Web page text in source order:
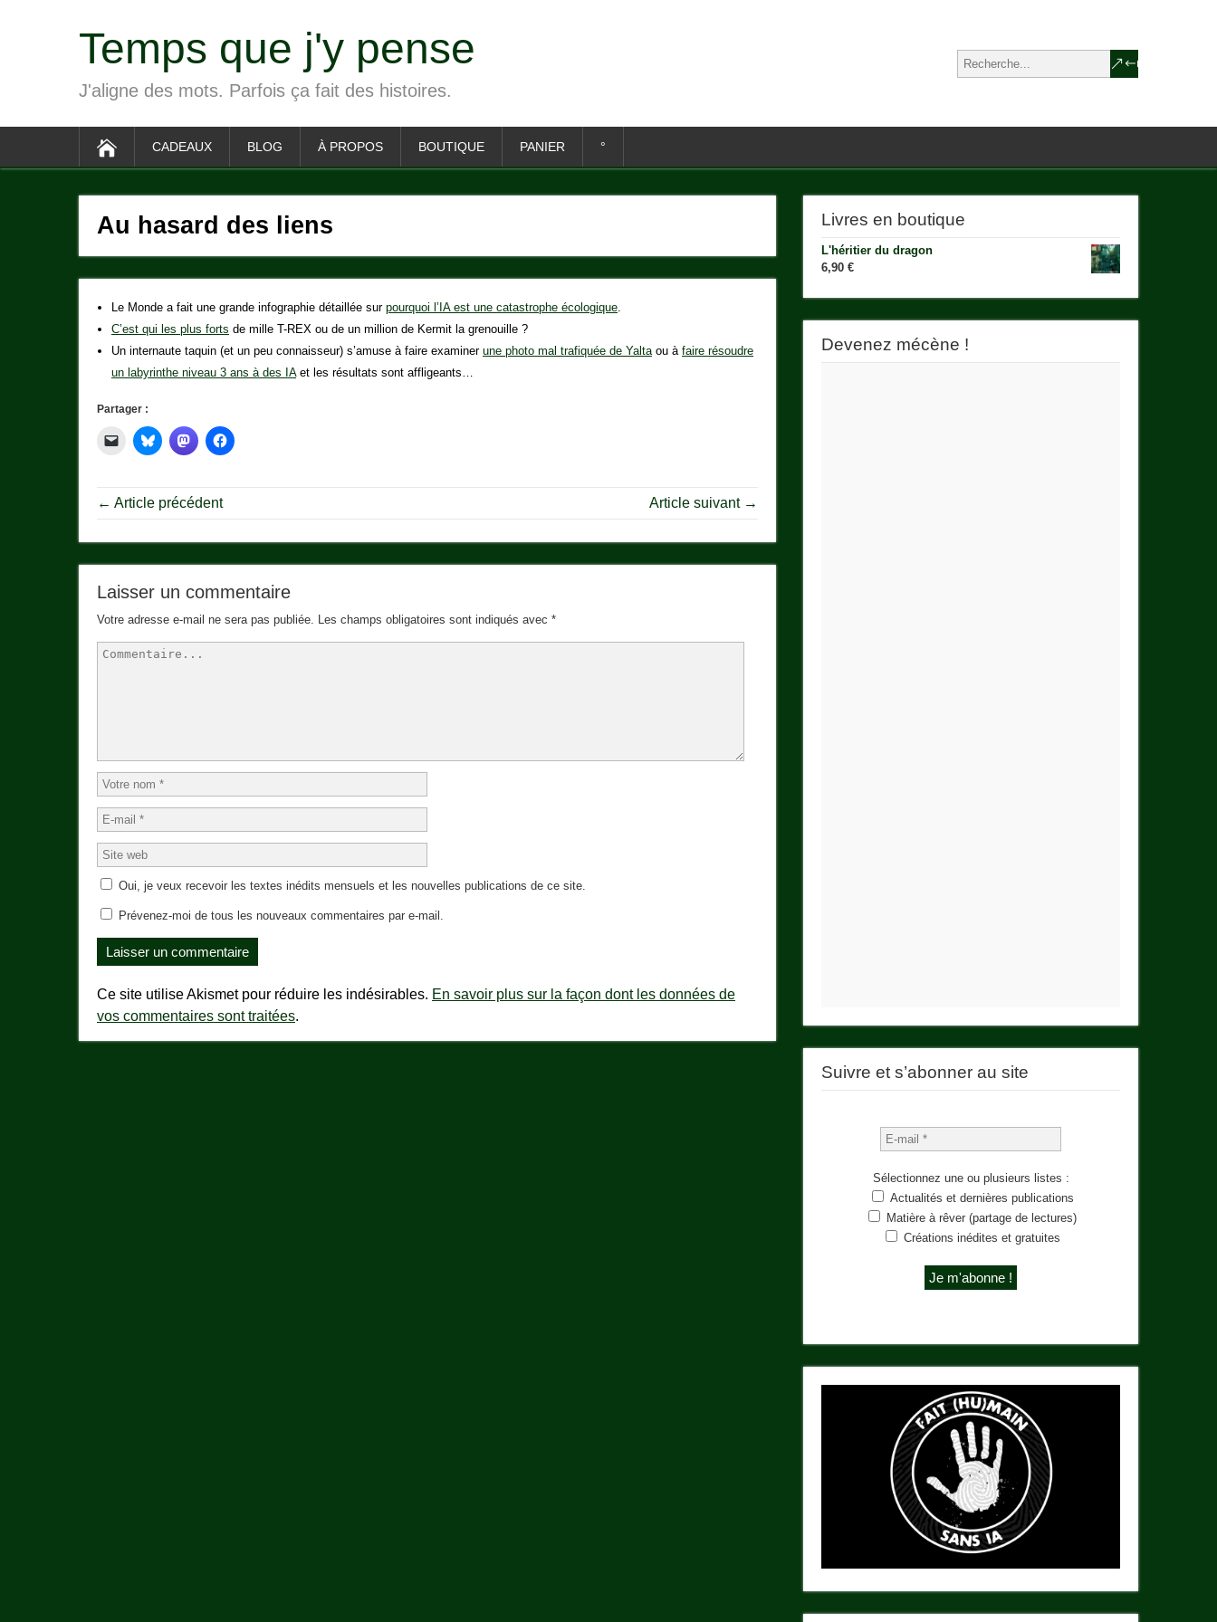
Temps que j'y pense
J'aligne des mots. Parfois ça fait des histoires.
CADEAUX BLOG À PROPOS BOUTIQUE PANIER °
Au hasard des liens
Le Monde a fait une grande infographie détaillée sur pourquoi l’IA est une catastrophe écologique.
C’est qui les plus forts de mille T-REX ou de un million de Kermit la grenouille ?
Un internaute taquin (et un peu connaisseur) s’amuse à faire examiner une photo mal trafiquée de Yaltaou à faire résoudre
un labyrinthe niveau 3 ans à des IAet les résultats sont affligeants…
Partager :
← Article précédent Article suivant →
Laisser un commentaire
Votre adresse e-mail ne sera pas publiée. Les champs obligatoires sont indiqués avec *
Oui, je veux recevoir les textes inédits mensuels et les nouvelles publications de ce site.
Prévenez-moi de tous les nouveaux commentaires par e-mail.
Ce site utilise Akismet pour réduire les indésirables. En savoir plus sur la façon dont les données de
vos commentaires sont traitées.
Livres en boutique
L'héritier du dragon
6,90 €
Devenez mécène !
Suivre et s’abonner au site
Sélectionnez une ou plusieurs listes :
Actualités et dernières publications
Matière à rêver (partage de lectures)
Créations inédites et gratuites